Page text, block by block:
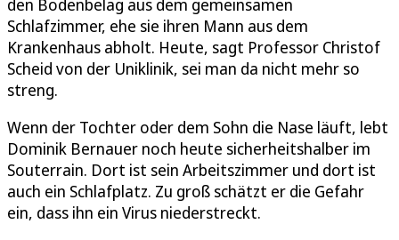
den Bodenbelag aus dem gemeinsamen
Schlafzimmer, ehe sie ihren Mann aus dem
Krankenhaus abholt. Heute, sagt Professor Christof
Scheid von der Uniklinik, sei man da nicht mehr so
streng.
Wenn der Tochter oder dem Sohn die Nase läuft, lebt
Dominik Bernauer noch heute sicherheitshalber im
Souterrain. Dort ist sein Arbeitszimmer und dort ist
auch ein Schlafplatz. Zu groß schätzt er die Gefahr
ein, dass ihn ein Virus niederstreckt.